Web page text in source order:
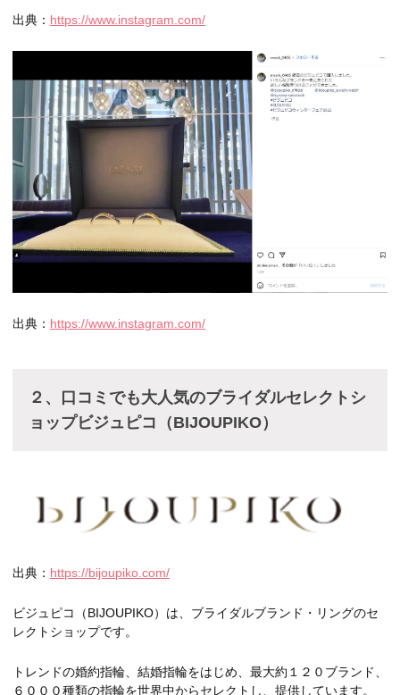
出典： https://www.instagram.com/
出典： https://www.instagram.com/
２、口コミでも大人気のブライダルセレクトシ
ョップビジュピコ（BIJOUPIKO）
出典： https://bijoupiko.com/
ビジュピコ（BIJOUPIKO）は、ブライダルブランド・リングのセ
レクトショップです。
トレンドの婚約指輪、結婚指輪をはじめ、最大約１２０ブランド、
６０００種類の指輪を世界中からセレクトし、提供しています。